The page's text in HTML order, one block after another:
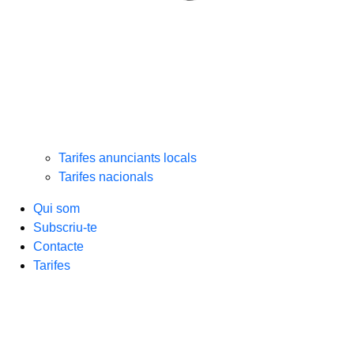
Tarifes anunciants locals
Tarifes nacionals
Qui som
Subscriu-te
Contacte
Tarifes